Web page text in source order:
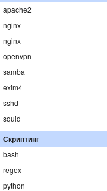
apache2
nginx
nginx
openvpn
samba
exim4
sshd
squid
Скриптинг
bash
regex
python